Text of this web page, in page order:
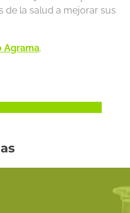
de la salud a mejorar sus
Agrama.